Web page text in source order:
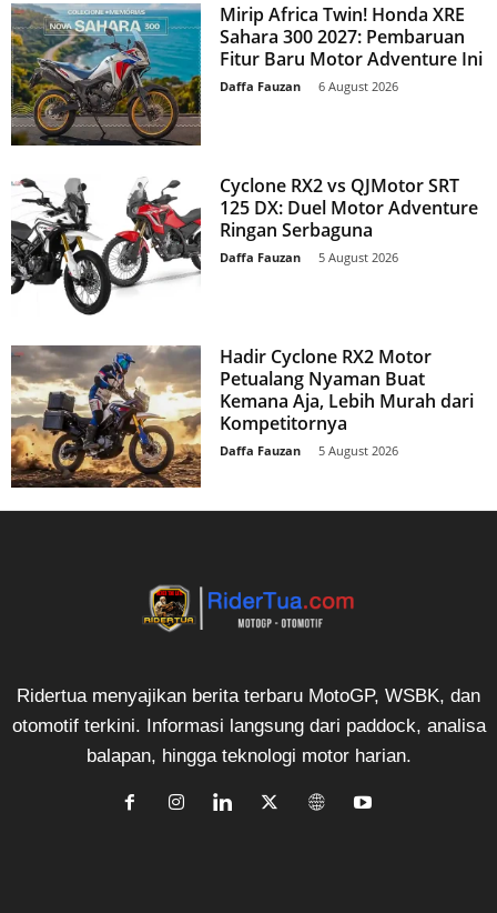
Mirip Africa Twin! Honda XRE
Sahara 300 2027: Pembaruan
Fitur Baru Motor Adventure Ini
Daffa Fauzan 6 August 2026
Cyclone RX2 vs QJMotor SRT
125 DX: Duel Motor Adventure
Ringan Serbaguna
Daffa Fauzan 5 August 2026
Hadir Cyclone RX2 Motor
Petualang Nyaman Buat
Kemana Aja, Lebih Murah dari
Kompetitornya
Daffa Fauzan 5 August 2026
Ridertua menyajikan berita terbaru MotoGP, WSBK, dan
otomotif terkini. Informasi langsung dari paddock, analisa
balapan, hingga teknologi motor harian.